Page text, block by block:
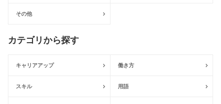
その他
カテゴリから探す
キャリアアップ 働き方
スキル 用語